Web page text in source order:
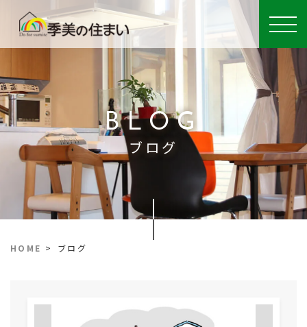
BLOG
ブログ
HOME > ブログ